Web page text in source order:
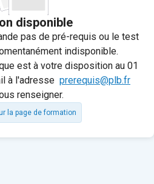
disponible
pas de pré-requis ou le test
indisponible.
est à votre disposition au 01
à l'adresse prerequis@plb.fr
renseigner.
la page de formation